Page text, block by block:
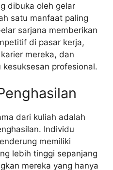
dibuka oleh gelar
satu manfaat paling
sarjana memberikan
di pasar kerja,
mereka, dan
profesional.
dari kuliah adalah
Individu
memiliki
lebih tinggi sepanjang
mereka yang hanya